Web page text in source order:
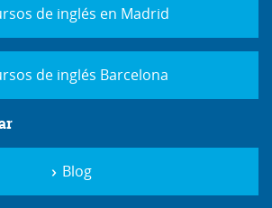
de inglés en Madrid
de inglés Barcelona
Blog